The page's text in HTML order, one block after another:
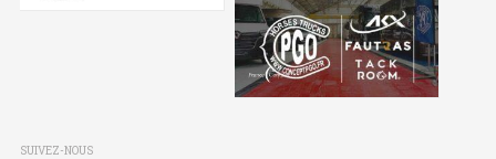
SUIVEZ-NOUS